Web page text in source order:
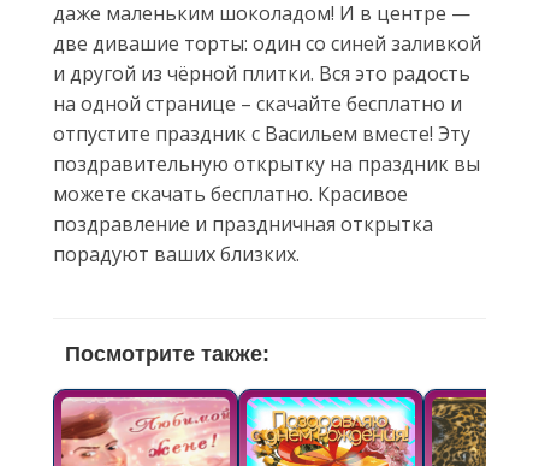
даже маленьким шоколадом! И в центре —
две дивашие торты: один со синей заливкой
и другой из чёрной плитки. Вся это радость
на одной странице – скачайте бесплатно и
отпустите праздник с Васильем вместе! Эту
поздравительную открытку на праздник вы
можете скачать бесплатно. Красивое
поздравление и праздничная открытка
порадуют ваших близких.
Посмотрите также: